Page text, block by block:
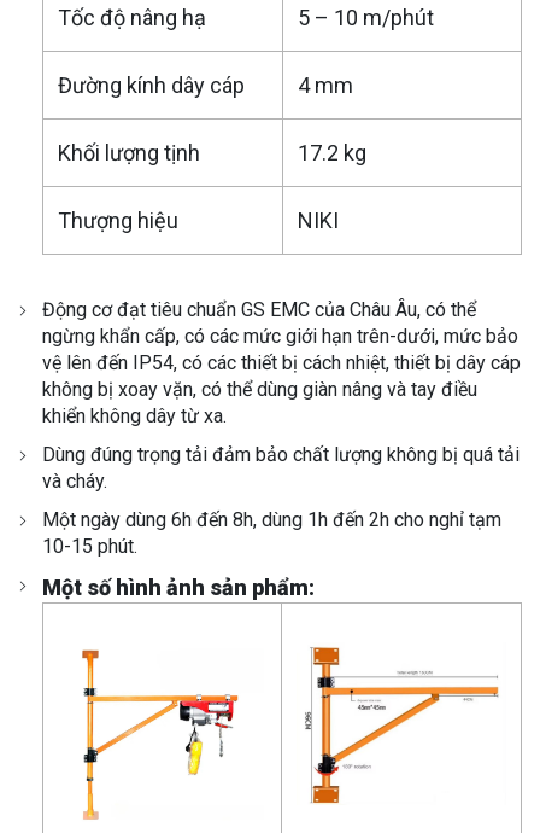
Tốc độ nâng hạ 5 – 10 m/phút
Đường kính dây cáp 4 mm
Khối lượng tịnh 17.2 kg
Thượng hiệu NIKI
Động cơ đạt tiêu chuẩn GS EMC của Châu Âu, có thể
ngừng khẩn cấp, có các mức giới hạn trên-dưới, mức bảo
vệ lên đến IP54, có các thiết bị cách nhiệt, thiết bị dây cáp
không bị xoay vặn, có thể dùng giàn nâng và tay điều
khiển không dây từ xa.
Dùng đúng trọng tải đảm bảo chất lượng không bị quá tải
và cháy.
Một ngày dùng 6h đến 8h, dùng 1h đến 2h cho nghỉ tạm
10-15 phút.
Một số hình ảnh sản phẩm: